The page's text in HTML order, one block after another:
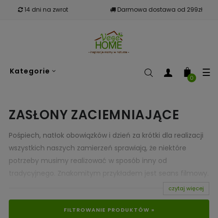
14 dni na zwrot Darmowa dostawa od 299zł
Kategorie ☰
0
ZASŁONY ZACIEMNIAJĄCE
Pośpiech, natłok obowiązków i dzień za krótki dla realizacji
wszystkich naszych zamierzeń sprawiają, że niektóre
potrzeby musimy realizować w sposób inny od
Jeśli uda nam się wygospodarować czas i środki to z
przyjemnością udamy się do kina, aby cieszyć się
przyjemnością oglądania filmu w pełnej jego okazałości na
czytaj więcej
FILTROWANIE PRODUKTÓW »